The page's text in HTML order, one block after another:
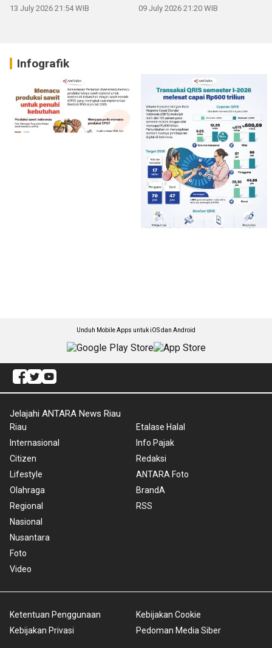
13 July 2026 21:54 WIB 09 July 2026 21:20 WIB
Infografik
Unduh Mobile Apps untuk iOS dan Android
Jelajahi ANTARA News Riau
Riau
Internasional
Citizen
Lifestyle
Olahraga
Regional
Nasional
Nusantara
Foto
Video
Etalase Halal
Info Pajak
Redaksi
ANTARA Foto
BrandA
RSS
Ketentuan Penggunaan
Kebijakan Privasi
Kebijakan Cookie
Pedoman Media Siber